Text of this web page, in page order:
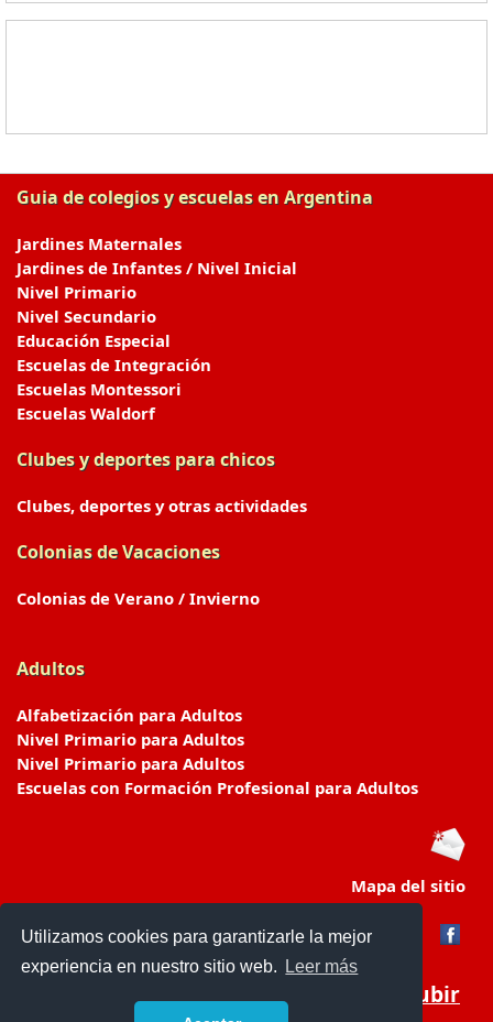
Utilizamos cookies para garantizarle la mejor
experiencia en nuestro sitio web.
Leer más
Guia de colegios y escuelas en Argentina
Jardines Maternales
Jardines de Infantes / Nivel Inicial
Nivel Primario
Nivel Secundario
Educación Especial
Escuelas de Integración
Escuelas Montessori
Escuelas Waldorf
Clubes y deportes para chicos
Clubes, deportes y otras actividades
Colonias de Vacaciones
Colonias de Verano / Invierno
Adultos
Alfabetización para Adultos
Nivel Primario para Adultos
Nivel Primario para Adultos
Escuelas con Formación Profesional para Adultos
Mapa del sitio
Subir